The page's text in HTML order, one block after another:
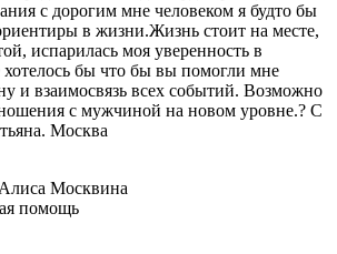
с дорогим мне человеком я будто бы
в жизни.Жизнь стоит на месте,
испарилась моя уверенность в
бы что бы вы помогли мне
и взаимосвязь всех событий. Возможно
с мужчиной на новом уровне.? С
Москва
Москвина
помощь